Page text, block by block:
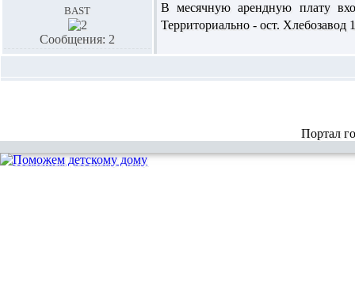
bast
Сообщения: 2
В месячную арендную плату
Территориально - ост.
Портал